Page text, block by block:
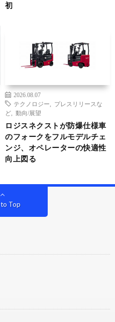
初
2026.08.07
テクノロジー
プレスリリースな
ど
動向/展望
ロジスネクストが防爆仕様車
のフォークをフルモデルチェ
ンジ、オペレーターの快適性
向上図る
to Top